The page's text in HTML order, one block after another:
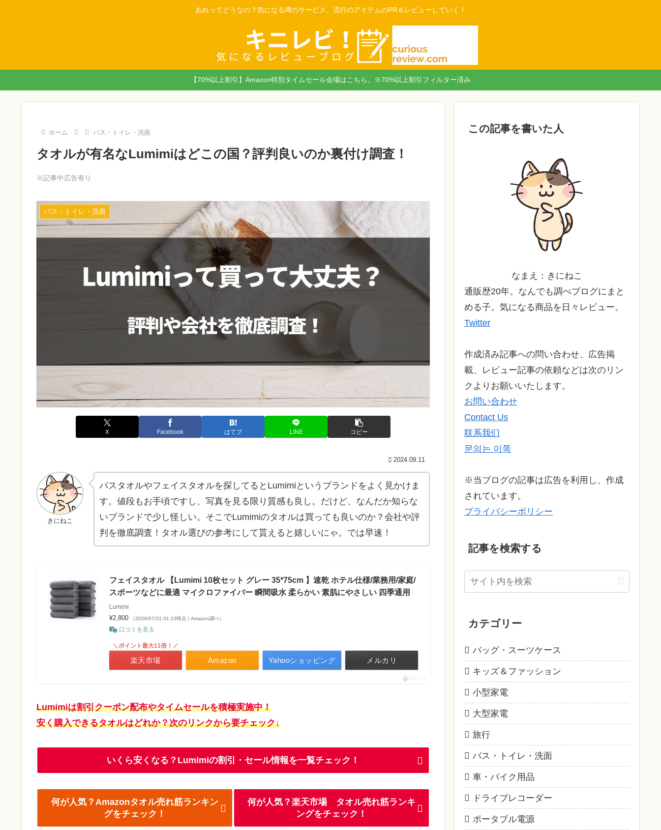
あれってどうなの？気になる噂のサービス、流行のアイテムのPR＆レビューしていく！
【70%以上割引】Amazon特別タイムセール会場はこちら。※70%以上割引フィルター済み
ホーム バス・トイレ・洗面
タオルが有名なLumimiはどこの国？評判良いのか裏付け調査！
※記事中広告有り
バス・トイレ・洗面
X Facebook はてブ LINE コピー
2024.09.11
きにねこ
バスタオルやフェイスタオルを探してるとLumimiというブランドをよく見かけま
す。値段もお手頃ですし、写真を見る限り質感も良し。だけど、なんだか知らな
いブランドで少し怪しい。そこでLumimiのタオルは買っても良いのか？会社や評
判を徹底調査！タオル選びの参考にして貰えると嬉しいにゃ。では早速！
フェイスタオル 【Lumimi 10枚セット グレー 35*75cm 】速乾 ホテル仕様/業務用/家庭/
スポーツなどに最適 マイクロファイバー 瞬間吸水 柔らかい 素肌にやさしい 四季通用
Lumimi
¥2,800 （2026/07/31 01:23時点 | Amazon調べ）
口コミを見る
Amazon
＼ポイント最大11倍！／
楽天市場 Yahooショッピング メルカリ
ポチップ
Lumimiは割引クーポン配布やタイムセールを積極実施中！
安く購入できるタオルはどれか？次のリンクから要チェック↓
いくら安くなる？Lumimiの割引・セール情報を一覧チェック！
何が人気？Amazonタオル売れ筋ランキン
グをチェック！
何が人気？楽天市場 タオル売れ筋ランキ
ングをチェック！
この記事を書いた人
なまえ：きにねこ
通販歴20年。なんでも調べブログにまと
める子。気になる商品を日々レビュー。
Twitter
作成済み記事への問い合わせ、広告掲
載、レビュー記事の依頼などは次のリン
クよりお願いいたします。
お問い合わせ
Contact Us
联系我们
문의는 이쪽
※当ブログの記事は広告を利用し、作成
されています。
プライバシーポリシー
記事を検索する
カテゴリー
バッグ・スーツケース
キッズ＆ファッション
小型家電
大型家電
旅行
バス・トイレ・洗面
車・バイク用品
ドライブレコーダー
ポータブル電源